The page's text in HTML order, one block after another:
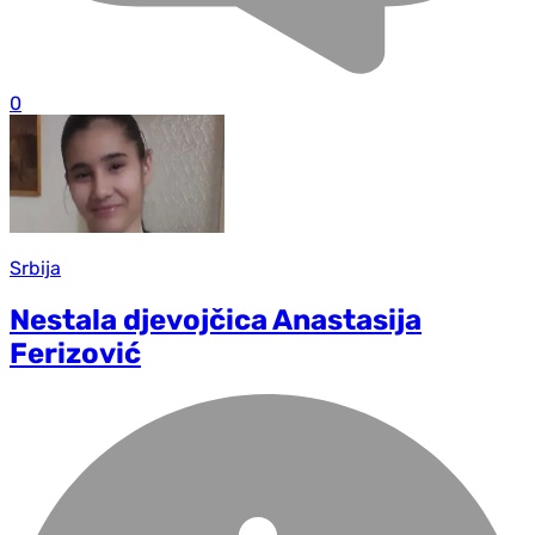
0
Srbija
Nestala djevojčica Anastasija
Ferizović